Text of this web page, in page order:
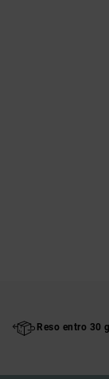
Reso entro 30